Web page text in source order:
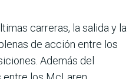
carreras, la salida y la
de acción entre los
Además del